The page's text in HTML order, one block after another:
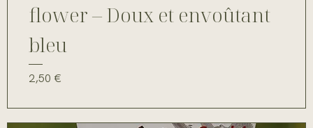
flower – Doux et envoûtant
bleu
Prix
2,50 €